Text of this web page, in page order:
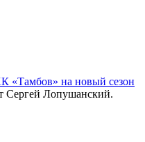
«Тамбов» на новый сезон
Сергей Лопушанский.